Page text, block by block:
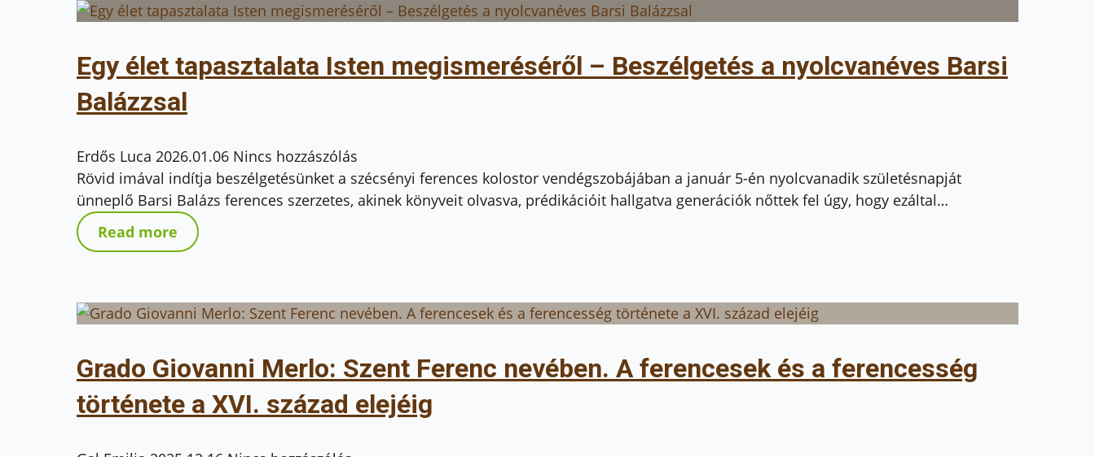
Egy élet tapasztalata Isten megismeréséről – Beszélgetés a nyolcvanéves Barsi
Balázzsal
Erdős Luca 2026.01.06 Nincs hozzászólás
Rövid imával indítja beszélgetésünket a szécsényi ferences kolostor vendégszobájában a január 5-én nyolcvanadik születésnapját
ünneplő Barsi Balázs ferences szerzetes, akinek könyveit olvasva, prédikációit hallgatva generációk nőttek fel úgy, hogy ezáltal…
Read more
Grado Giovanni Merlo: Szent Ferenc nevében. A ferencesek és a ferencesség
története a XVI. század elejéig